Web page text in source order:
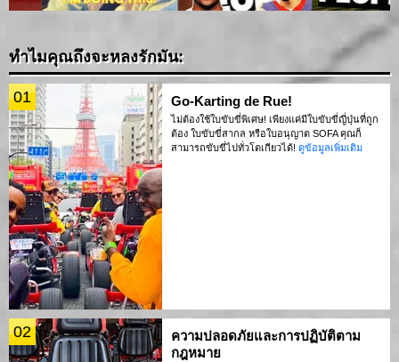
ทำไมคุณถึงจะหลงรักมัน:
01 Go-Karting de Rue!
ไม่ต้องใช้ใบขับขี่พิเศษ! เพียงแค่มีใบขับขี่ญี่ปุ่นที่ถูก
ต้อง ใบขับขี่สากล หรือใบอนุญาต SOFA คุณก็
สามารถขับขี่ไปทั่วโตเกียวได้! ดูข้อมูลเพิ่มเติม
02
ความปลอดภัยและการปฏิบัติตาม
กฎหมาย